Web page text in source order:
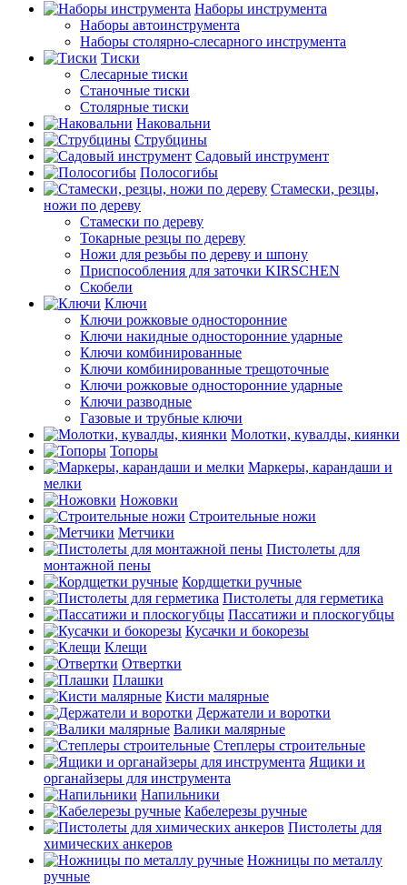
Наборы инструмента
Наборы автоинструмента
Наборы столярно-слесарного инструмента
Тиски
Слесарные тиски
Станочные тиски
Столярные тиски
Наковальни
Струбцины
Садовый инструмент
Полосогибы
Стамески, резцы,
ножи по дереву
Стамески по дереву
Токарные резцы по дереву
Ножи для резьбы по дереву и шпону
Приспособления для заточки KIRSCHEN
Скобели
Ключи
Ключи рожковые односторонние
Ключи накидные односторонние ударные
Ключи комбинированные
Ключи комбинированные трещоточные
Ключи рожковые односторонние ударные
Ключи разводные
Газовые и трубные ключи
Молотки, кувалды, киянки
Топоры
Маркеры, карандаши и
мелки
Ножовки
Строительные ножи
Метчики
Пистолеты для
монтажной пены
Кордщетки ручные
Пистолеты для герметика
Пассатижи и плоскогубцы
Кусачки и бокорезы
Клещи
Отвертки
Плашки
Кисти малярные
Держатели и воротки
Валики малярные
Степлеры строительные
Ящики и
органайзеры для инструмента
Напильники
Кабелерезы ручные
Пистолеты для
химических анкеров
Ножницы по металлу
ручные